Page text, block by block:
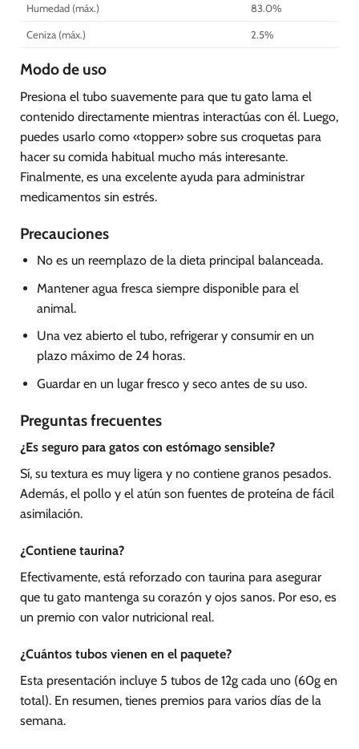
Humedad (máx.) 83.0%
Ceniza (máx.) 2.5%
Modo de uso
Presiona el tubo suavemente para que tu gato lama el
contenido directamente mientras interactúas con él. Luego,
puedes usarlo como «topper» sobre sus croquetas para
hacer su comida habitual mucho más interesante.
Finalmente, es una excelente ayuda para administrar
medicamentos sin estrés.
Precauciones
No es un reemplazo de la dieta principal balanceada.
Mantener agua fresca siempre disponible para el
animal.
Una vez abierto el tubo, refrigerar y consumir en un
plazo máximo de 24 horas.
Guardar en un lugar fresco y seco antes de su uso.
Preguntas frecuentes
¿Es seguro para gatos con estómago sensible?
Sí, su textura es muy ligera y no contiene granos pesados.
Además, el pollo y el atún son fuentes de proteína de fácil
asimilación.
¿Contiene taurina?
Efectivamente, está reforzado con taurina para asegurar
que tu gato mantenga su corazón y ojos sanos. Por eso, es
un premio con valor nutricional real.
¿Cuántos tubos vienen en el paquete?
Esta presentación incluye 5 tubos de 12g cada uno (60g en
total). En resumen, tienes premios para varios días de la
semana.